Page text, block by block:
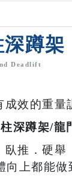
蹲架
Deadlift
效的重量
深蹲架/龍
臥推．硬舉
向上都能做